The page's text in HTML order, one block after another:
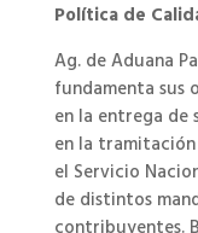
Política de
Ag. de Aduana
fundamenta sus
en la entrega de
en la
el Servicio
de distintos